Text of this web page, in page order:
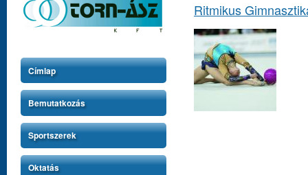
Ritmikus
Címlap
Bemutatkozás
Sportszerek
Oktatás